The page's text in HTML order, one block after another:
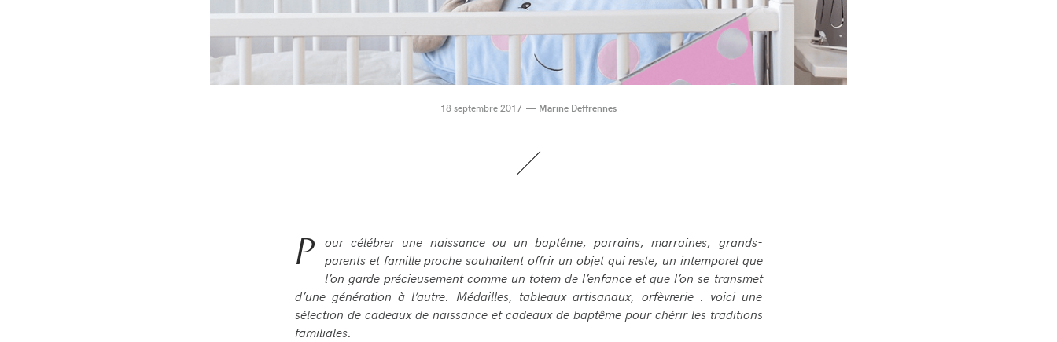
18 septembre 2017 Marine Deffrennes
P
our célébrer une naissance ou un baptême, parrains, marraines, grands-
parents et famille proche souhaitent offrir un objet qui reste, un intemporel que
l’on garde précieusement comme un totem de l’enfance et que l’on se transmet
d’une génération à l’autre. Médailles, tableaux artisanaux, orfèvrerie : voici une
sélection de cadeaux de naissance et cadeaux de baptême pour chérir les traditions
familiales.